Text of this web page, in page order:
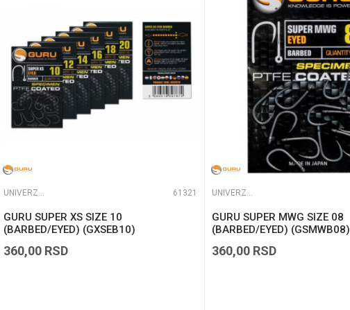
UNIVERZALNE UDICE 61321
GURU SUPER XS SIZE 10
(BARBED/EYED) (GXSEB10)
360,00 RSD
UNIVERZALNE UDICE
GURU SUPER MWG SIZE 08
(BARBED/EYED) (GSMWB08)
360,00 RSD